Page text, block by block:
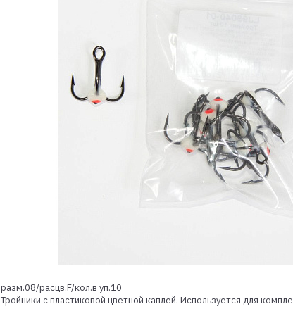
разм.08/расцв.F/кол.в уп.10
Тройники с пластиковой цветной каплей. Используется для